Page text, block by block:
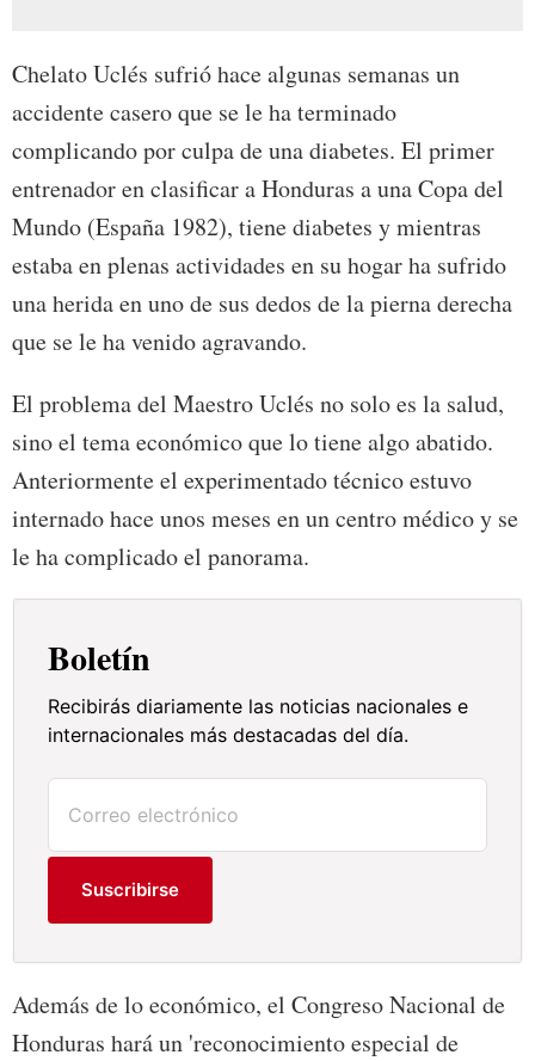
Chelato Uclés sufrió hace algunas semanas un
accidente casero que se le ha terminado
complicando por culpa de una diabetes. El primer
entrenador en clasificar a Honduras a una Copa del
Mundo (España 1982), tiene diabetes y mientras
estaba en plenas actividades en su hogar ha sufrido
una herida en uno de sus dedos de la pierna derecha
que se le ha venido agravando.
El problema del Maestro Uclés no solo es la salud,
sino el tema económico que lo tiene algo abatido.
Anteriormente el experimentado técnico estuvo
internado hace unos meses en un centro médico y se
le ha complicado el panorama.
Boletín
Recibirás diariamente las noticias nacionales e
internacionales más destacadas del día.
Suscribirse
Además de lo económico, el Congreso Nacional de
Honduras hará un 'reconocimiento especial de